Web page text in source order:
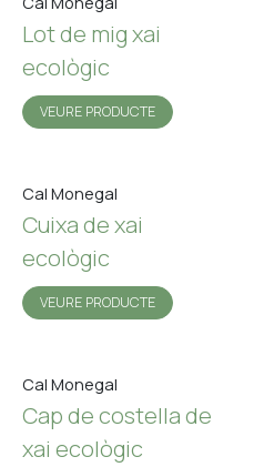
Lot de mig xai
ecològic
VEURE PRODUCTE
Cal Monegal
Cuixa de xai
ecològic
VEURE PRODUCTE
Cal Monegal
Cap de costella de
xai ecològic